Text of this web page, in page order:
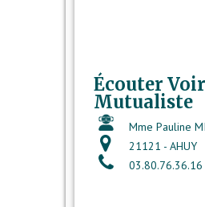
Écouter
Mutualiste
Mme Pauline
21121 - AHUY
03.80.76.36.16